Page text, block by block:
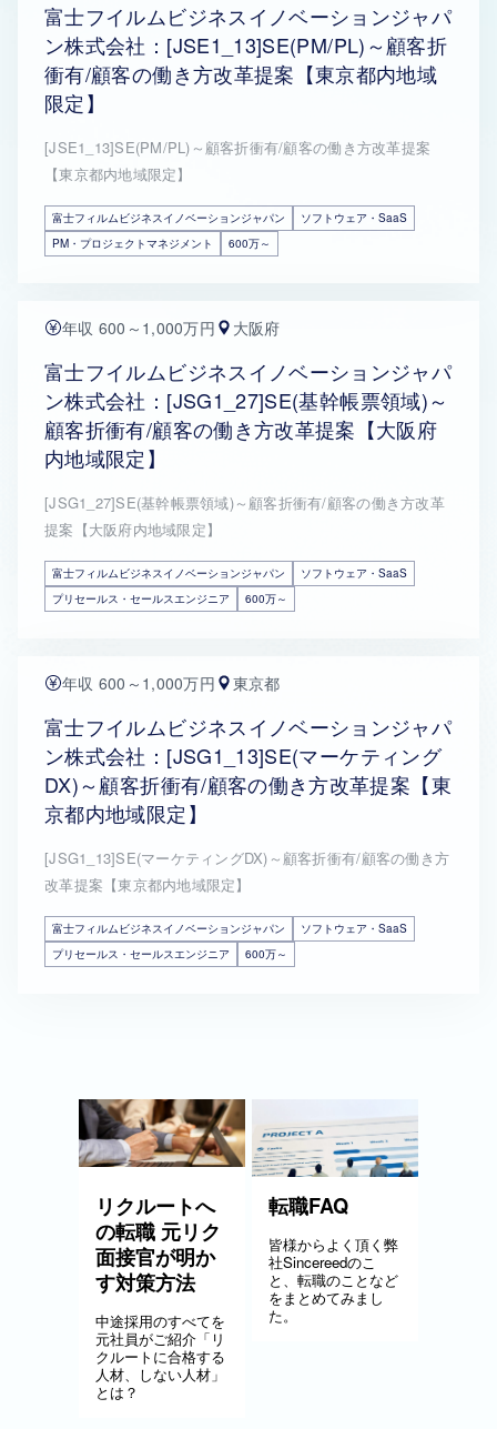
富士フイルムビジネスイノベーションジャパ
ン株式会社：[JSE1_13]SE(PM/PL)～顧客折
衝有/顧客の働き方改革提案【東京都内地域
限定】
[JSE1_13]SE(PM/PL)～顧客折衝有/顧客の働き方改革提案
【東京都内地域限定】
富士フィルムビジネスイノベーションジャパン
ソフトウェア・SaaS
PM・プロジェクトマネジメント
600万～
年収 600～1,000万円 大阪府
富士フイルムビジネスイノベーションジャパ
ン株式会社：[JSG1_27]SE(基幹帳票領域)～
顧客折衝有/顧客の働き方改革提案【大阪府
内地域限定】
[JSG1_27]SE(基幹帳票領域)～顧客折衝有/顧客の働き方改革
提案【大阪府内地域限定】
富士フィルムビジネスイノベーションジャパン
ソフトウェア・SaaS
プリセールス・セールスエンジニア
600万～
年収 600～1,000万円 東京都
富士フイルムビジネスイノベーションジャパ
ン株式会社：[JSG1_13]SE(マーケティング
DX)～顧客折衝有/顧客の働き方改革提案【東
京都内地域限定】
[JSG1_13]SE(マーケティングDX)～顧客折衝有/顧客の働き方
改革提案【東京都内地域限定】
富士フィルムビジネスイノベーションジャパン
ソフトウェア・SaaS
プリセールス・セールスエンジニア
600万～
リクルートへ
の転職 元リク
面接官が明か
す対策方法
中途採用のすべてを
元社員がご紹介「リ
クルートに合格する
人材、しない人材」
とは？
転職FAQ
皆様からよく頂く弊
社Sincereedのこ
と、転職のことなど
をまとめてみまし
た。